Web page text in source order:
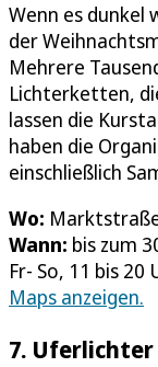
Wenn es
der
Mehrere
Lichterketten,
lassen die
haben die
einschließlich
Wo:
Wann: bis zum
Fr- So, 11 bis 20
Maps anzeigen.
7.